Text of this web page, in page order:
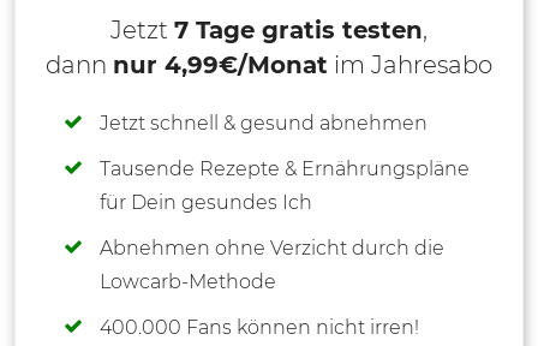
Jetzt 7 Tage gratis testen,
dann nur 4,99€/Monat im Jahresabo
Jetzt schnell & gesund abnehmen
Tausende Rezepte & Ernährungspläne
für Dein gesundes Ich
Abnehmen ohne Verzicht durch die
Lowcarb-Methode
400.000 Fans können nicht irren!